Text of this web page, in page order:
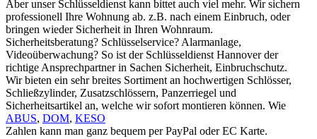
Aber unser Schlüsseldienst kann bittet auch viel mehr. Wir sichern
professionell Ihre Wohnung ab. z.B. nach einem Einbruch, oder
bringen wieder Sicherheit in Ihren Wohnraum.
Sicherheitsberatung? Schlüsselservice? Alarmanlage,
Videoüberwachung? So ist der Schlüsseldienst Hannover der
richtige Ansprechpartner in Sachen Sicherheit, Einbruchschutz.
Wir bieten ein sehr breites Sortiment an hochwertigen Schlösser,
Schließzylinder, Zusatzschlössern, Panzerriegel und
Sicherheitsartikel an, welche wir sofort montieren können. Wie
ABUS, DOM, KESO
Zahlen kann man ganz bequem per PayPal oder EC Karte.